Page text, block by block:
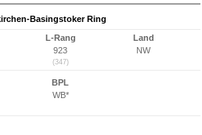
Basingstoker Ring
L-Rang
923
(347)
Land
NW
BPL
WB*